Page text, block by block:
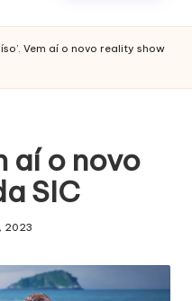
Vem aí o novo reality show
aí o novo
SIC
2023